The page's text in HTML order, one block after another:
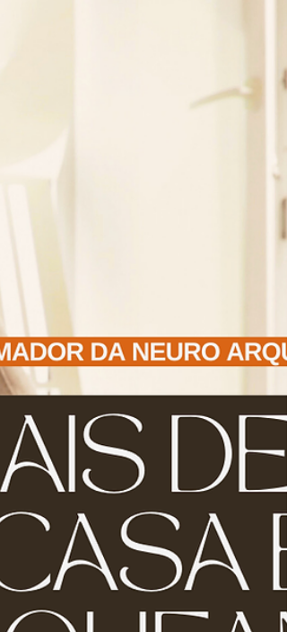
desapego para criar harmonia.
minha energia, também
percebia como os espaços
alugados frequentemente
seus antigos moradores.
Minha jornada me levou a
estudar a fundo a relação entre
a arquitetura, a energia dos
espaços e o bem-estar. Foi
assim que aprendi a
compreender a energia dos